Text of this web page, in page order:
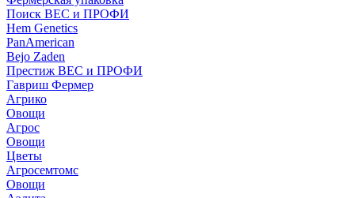
Поиск ВЕС и ПРОФИ
Hem Genetics
PanAmerican
Bejo Zaden
Престиж ВЕС и ПРОФИ
Гавриш Фермер
Агрико
Овощи
Агрос
Овощи
Цветы
Агросемтомс
Овощи